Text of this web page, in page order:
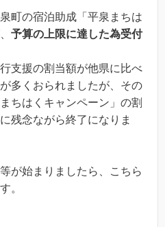
町の宿泊助成「平泉まちは
予算の上限に達した為受付
支援の割当額が他県に比べ
多くおられましたが、その
ちはくキャンペーン」の割
残念ながら終了になりま
が始まりましたら、こちら
。